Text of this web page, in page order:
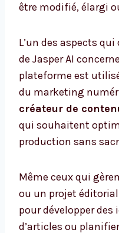
être modifié, élargi
L’un des aspects
de Jasper AI
plateforme est
du marketing
créateur de
qui souhaitent
production sans
Même ceux qui
ou un projet
pour développer des
d’articles ou